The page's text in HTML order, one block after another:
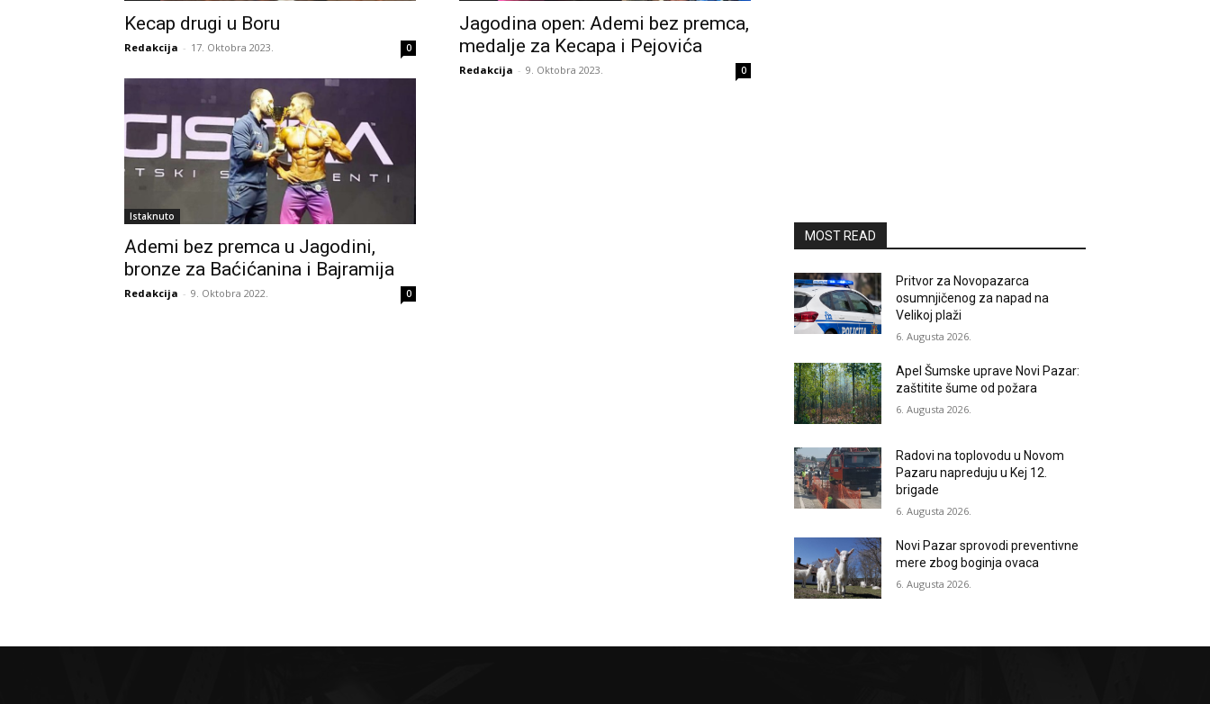
Kecap drugi u Boru
Redakcija - 17. Oktobra 2023. 0
Jagodina open: Ademi bez premca,
medalje za Kecapa i Pejovića
Redakcija - 9. Oktobra 2023. 0
Istaknuto
Ademi bez premca u Jagodini,
bronze za Baćićanina i Bajramija
Redakcija - 9. Oktobra 2022. 0
MOST READ
Pritvor za Novopazarca
osumnjičenog za napad na
Velikoj plaži
6. Augusta 2026.
Apel Šumske uprave Novi Pazar:
zaštitite šume od požara
6. Augusta 2026.
Radovi na toplovodu u Novom
Pazaru napreduju u Kej 12.
brigade
6. Augusta 2026.
Novi Pazar sprovodi preventivne
mere zbog boginja ovaca
6. Augusta 2026.